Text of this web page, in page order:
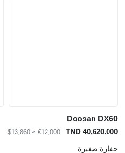
Doosan DX60
TND 40,620.000
€12,000
≈ $13,860
حفارة صغيرة